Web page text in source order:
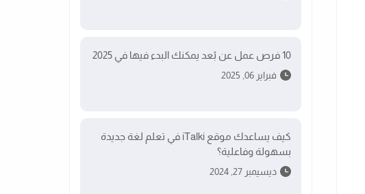
10 فرص عمل عن بُعد يمكنك البدء فيها في 2025
فبراير 06, 2025
كيف يساعدك موقع iTalki في تعلم لغة جديدة
بسهولة وفاعلية؟
ديسيمبر 27, 2024